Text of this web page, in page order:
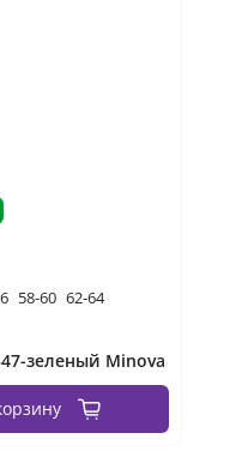
58-60 62-64
зеленый Minova